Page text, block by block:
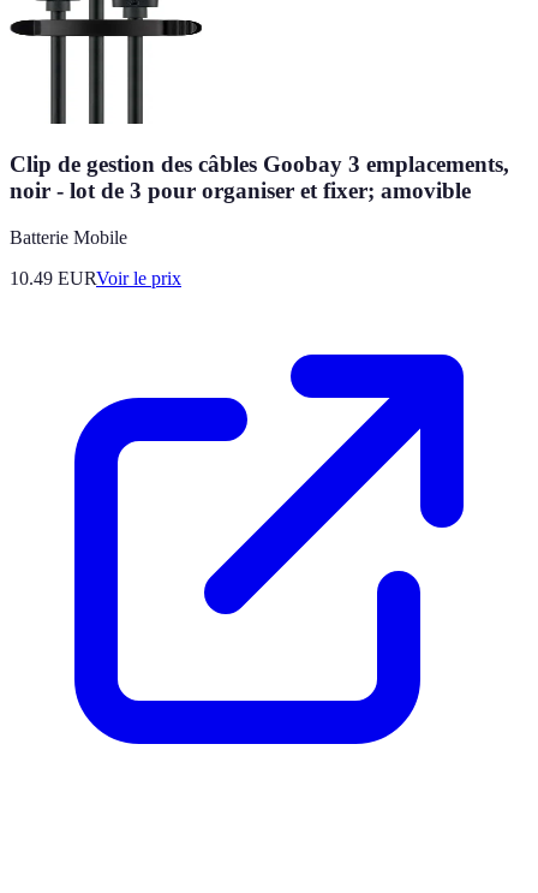
Clip de gestion des câbles Goobay 3 emplacements,
noir - lot de 3 pour organiser et fixer; amovible
Batterie Mobile
10.49 EURVoir le prix